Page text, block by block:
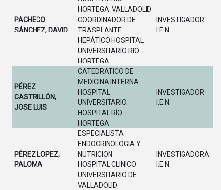
PACHECO
SÁNCHEZ, DAVID
HORTEGA. VALLADOLID
COORDINADOR DE
TRASPLANTE
HEPÁTICO HOSPITAL
UNIVERSITARIO RIO
HORTEGA
INVESTIGADOR
I.E.N.
PÉREZ
CASTRILLÓN,
JOSE LUIS
CATEDRATICO DE
MEDICINA INTERNA
HOSPITAL
UNIVERSITARIO.
HOSPITAL RÍO
HORTEGA
INVESTIGADOR
I.E.N.
PÉREZ LOPEZ,
PALOMA
ESPECIALISTA
ENDOCRINOLOGIA Y
NUTRICION
HOSPITAL CLINICO
UNIVERSITARIO DE
VALLADOLID
INVESTIGADORA
I.E.N.